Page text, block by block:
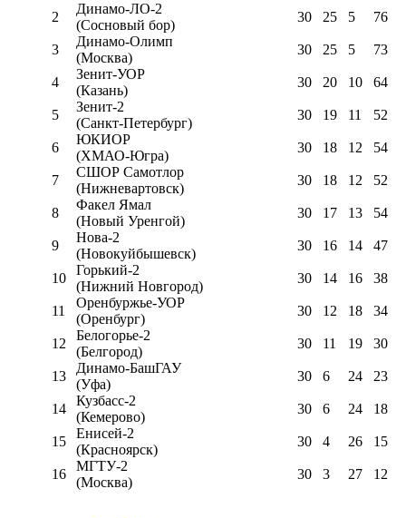
2
Динамо-ЛО-2
(Сосновый бор)
30 25 5 76
3
Динамо-Олимп
(Москва)
30 25 5 73
4
Зенит-УОР
(Казань)
30 20 10 64
5
Зенит-2
(Санкт-Петербург)
30 19 11 52
6
ЮКИОР
(ХМАО-Югра)
30 18 12 54
7
СШОР Самотлор
(Нижневартовск)
30 18 12 52
8
Факел Ямал
(Новый Уренгой)
30 17 13 54
9
Нова-2
(Новокуйбышевск)
30 16 14 47
10
Горький-2
(Нижний Новгород)
30 14 16 38
11
Оренбуржье-УОР
(Оренбург)
30 12 18 34
12
Белогорье-2
(Белгород)
30 11 19 30
13
Динамо-БашГАУ
(Уфа)
30 6 24 23
14
Кузбасс-2
(Кемерово)
30 6 24 18
15
Енисей-2
(Красноярск)
30 4 26 15
16
МГТУ-2
(Москва)
30 3 27 12